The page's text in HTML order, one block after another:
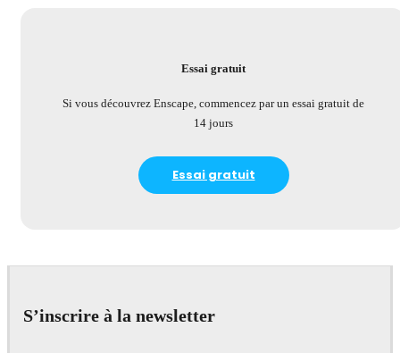
Essai gratuit
Si vous découvrez Enscape, commencez par un essai gratuit de
14 jours
Essai gratuit
S’inscrire à la newsletter